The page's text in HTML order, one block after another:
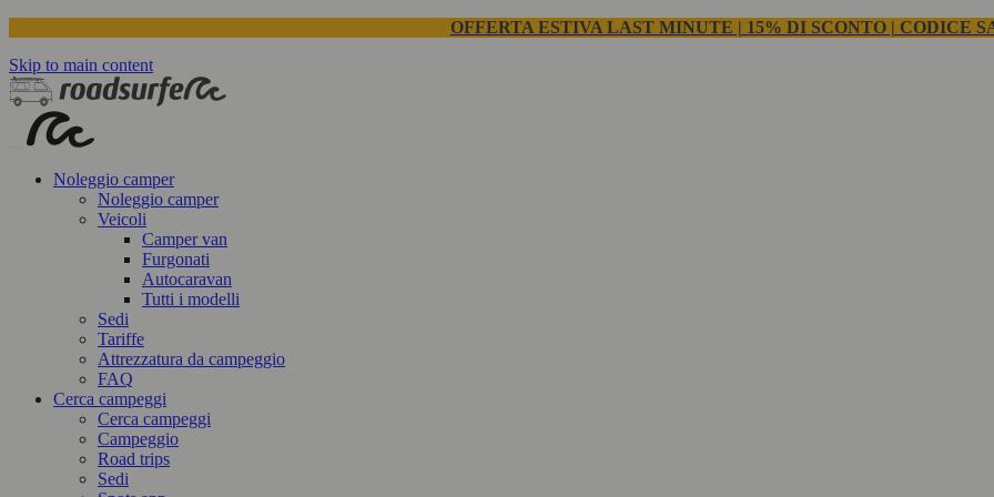
OFFERTA ESTIVA LAST MINUTE | 15% DI SCONTO | CODICE
Skip to main content
Noleggio camper
Noleggio camper
Veicoli
Camper van
Furgonati
Autocaravan
Tutti i modelli
Sedi
Tariffe
Attrezzatura da campeggio
FAQ
Cerca campeggi
Cerca campeggi
Campeggio
Road trips
Sedi